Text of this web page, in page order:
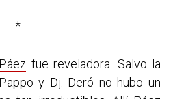
*
fue reveladora. Salvo la
y Dj. Deró no hubo un